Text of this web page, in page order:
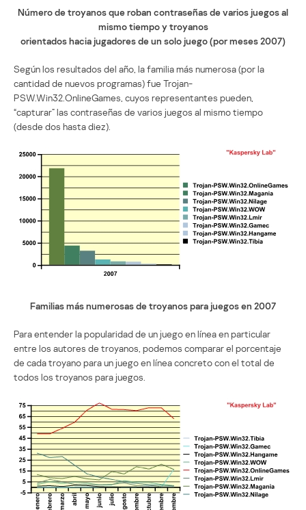
Número de troyanos que roban contraseñas de varios juegos al
mismo tiempo y troyanos
orientados hacia jugadores de un solo juego (por meses 2007)
Según los resultados del año, la familia más numerosa (por la
cantidad de nuevos programas) fue Trojan-
PSW.Win32.OnlineGames, cuyos representantes pueden,
“capturar” las contraseñas de varios juegos al mismo tiempo
(desde dos hasta diez).
Familias más numerosas de troyanos para juegos en 2007
Para entender la popularidad de un juego en línea en particular
entre los autores de troyanos, podemos comparar el porcentaje
de cada troyano para un juego en línea concreto con el total de
todos los troyanos para juegos.